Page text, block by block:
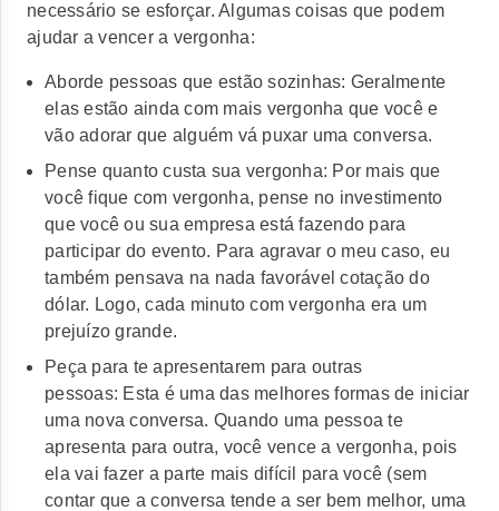
necessário se esforçar. Algumas coisas que podem
ajudar a vencer a vergonha:
Aborde pessoas que estão sozinhas: Geralmente
elas estão ainda com mais vergonha que você e
vão adorar que alguém vá puxar uma conversa.
Pense quanto custa sua vergonha: Por mais que
você fique com vergonha, pense no investimento
que você ou sua empresa está fazendo para
participar do evento. Para agravar o meu caso, eu
também pensava na nada favorável cotação do
dólar. Logo, cada minuto com vergonha era um
prejuízo grande.
Peça para te apresentarem para outras
pessoas: Esta é uma das melhores formas de iniciar
uma nova conversa. Quando uma pessoa te
apresenta para outra, você vence a vergonha, pois
ela vai fazer a parte mais difícil para você (sem
contar que a conversa tende a ser bem melhor, uma